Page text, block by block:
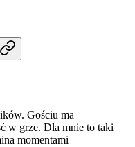
Gościu ma
w grze. Dla mnie to taki
momentami